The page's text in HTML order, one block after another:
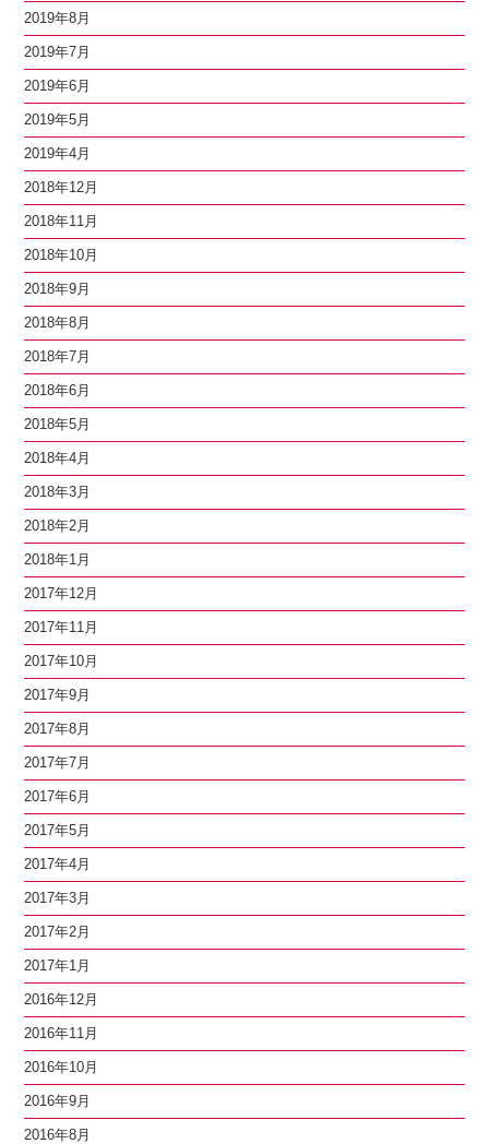
2019年8月
2019年7月
2019年6月
2019年5月
2019年4月
2018年12月
2018年11月
2018年10月
2018年9月
2018年8月
2018年7月
2018年6月
2018年5月
2018年4月
2018年3月
2018年2月
2018年1月
2017年12月
2017年11月
2017年10月
2017年9月
2017年8月
2017年7月
2017年6月
2017年5月
2017年4月
2017年3月
2017年2月
2017年1月
2016年12月
2016年11月
2016年10月
2016年9月
2016年8月